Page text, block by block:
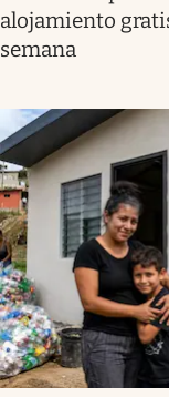
alojamiento
semana